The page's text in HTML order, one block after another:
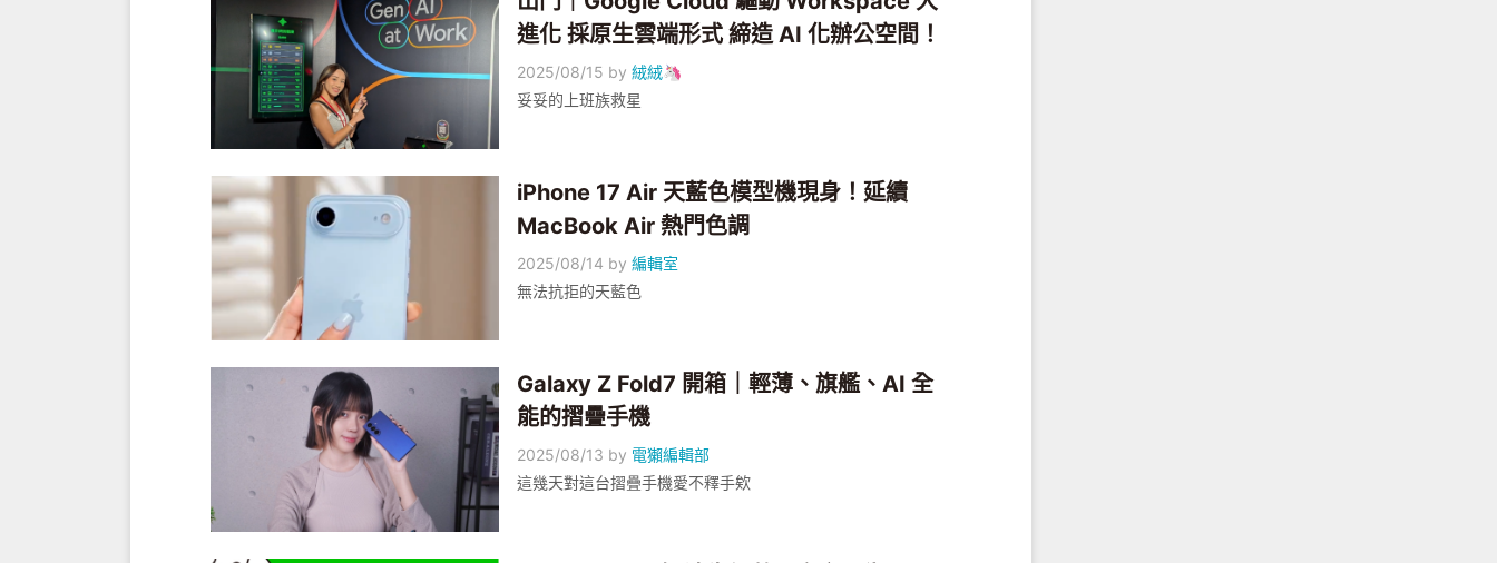
進化 採原生雲端形式 締造 AI 化辦公空間！
2025/08/15 by絨絨🦄
妥妥的上班族救星
iPhone 17 Air 天藍色模型機現身！延續
MacBook Air 熱門色調
2025/08/14 by編輯室
無法抗拒的天藍色
Galaxy Z Fold7 開箱｜輕薄、旗艦、AI 全
能的摺疊手機
2025/08/13 by 電獺編輯部
這幾天對這台摺疊手機愛不釋手欸